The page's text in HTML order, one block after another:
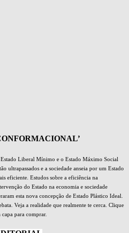
Liberal Mínimo e o Estado Máximo Social
ultrapassados e a sociedade anseia por um Estado
eficiente. Estudos sobre a eficiência na
do Estado na economia e sociedade
esta nova concepção de Estado Plástico Ideal.
Veja a realidade que realmente te cerca. Clique
capa para comprar.